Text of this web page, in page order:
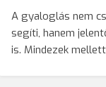
A gyaloglás nem
segíti, hanem
is. Mindezek